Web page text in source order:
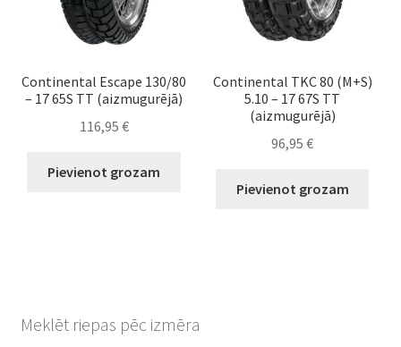
Continental Escape 130/80
– 17 65S TT (aizmugurējā)
116,95 €
Pievienot grozam
Continental TKC 80 (M+S)
5.10 – 17 67S TT
(aizmugurējā)
96,95€
Pievienot grozam
Meklēt riepas pēc izmēra